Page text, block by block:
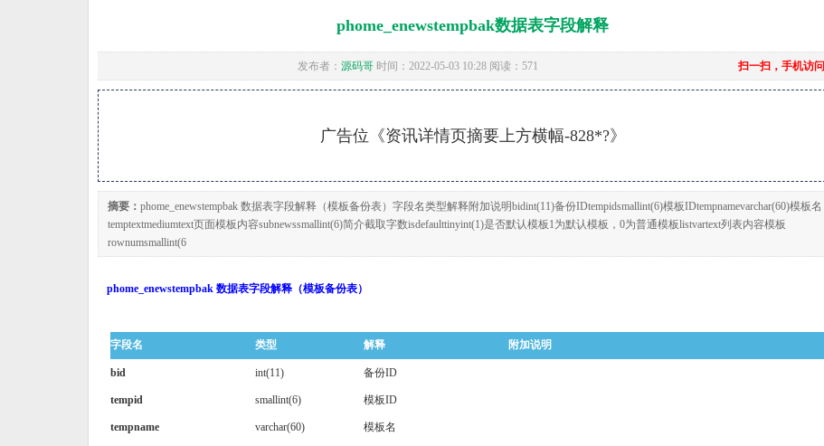
phome_enewstempbak数据表字段解释
发布者： 源码哥 时间：2022-05-03 10:28 阅读：571 扫一扫，手机访问
广告位《资讯详情页摘要上方横幅-828*?》
摘要： phome_enewstempbak 数据表字段解释（模板备份表）字段名类型解释附加说明bidint(11)备份IDtempidsmallint(6)模板IDtempnamevarchar(60)模板名
temptextmediumtext页面模板内容subnewssmallint(6)简介截取字数isdefaulttinyint(1)是否默认模板1为默认模板，0为普通模板listvartext列表内容模板
rownumsmallint(6
phome_enewstempbak 数据表字段解释（模板备份表）
字段名 类型 解释 附加说明
bid int(11) 备份ID
tempid smallint(6) 模板ID
tempname varchar(60) 模板名